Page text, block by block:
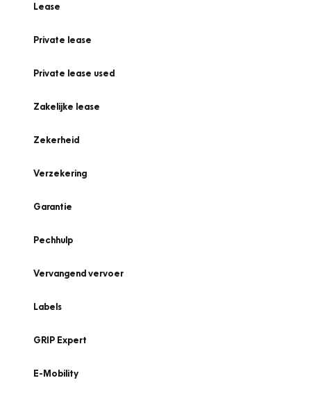
Lease
Private lease
Private lease used
Zakelijke lease
Zekerheid
Verzekering
Garantie
Pechhulp
Vervangend vervoer
Labels
GRIP Expert
E-Mobility